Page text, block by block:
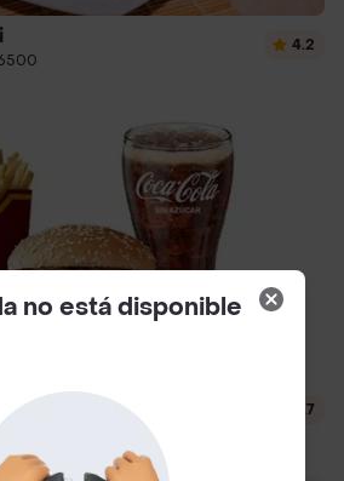
4.2
4.7
no está disponible